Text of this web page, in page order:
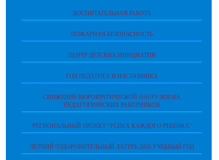
ВОСПИТАТЕЛЬНАЯ РАБОТА
ПОЖАРНАЯ БЕЗОПАСНОСТЬ
ЦЕНТР ДЕТСКИХ ИНИЦИАТИВ
ГОД ПЕДАГОГА И НАСТАВНИКА
СНИЖЕНИЕ БЮРОКРАТИЧЕСКОЙ НАГРУЗКИ НА
ПЕДАГОГИЧЕСКИХ РАБОТНИКОВ
РЕГИОНАЛЬНЫЙ ПРОЕКТ "УСПЕХ КАЖДОГО РЕБЕНКА"
ЛЕТНИЙ ОЗДОРОВИТЕЛЬНЫЙ ЛАГЕРЬ 2026 УЧЕБНЫЙ ГОД